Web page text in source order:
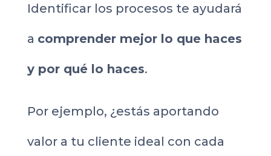
Identificar los procesos te ayudará
a comprender mejor lo que haces
y por qué lo haces.
Por ejemplo, ¿estás aportando
valor a tu cliente ideal con cada